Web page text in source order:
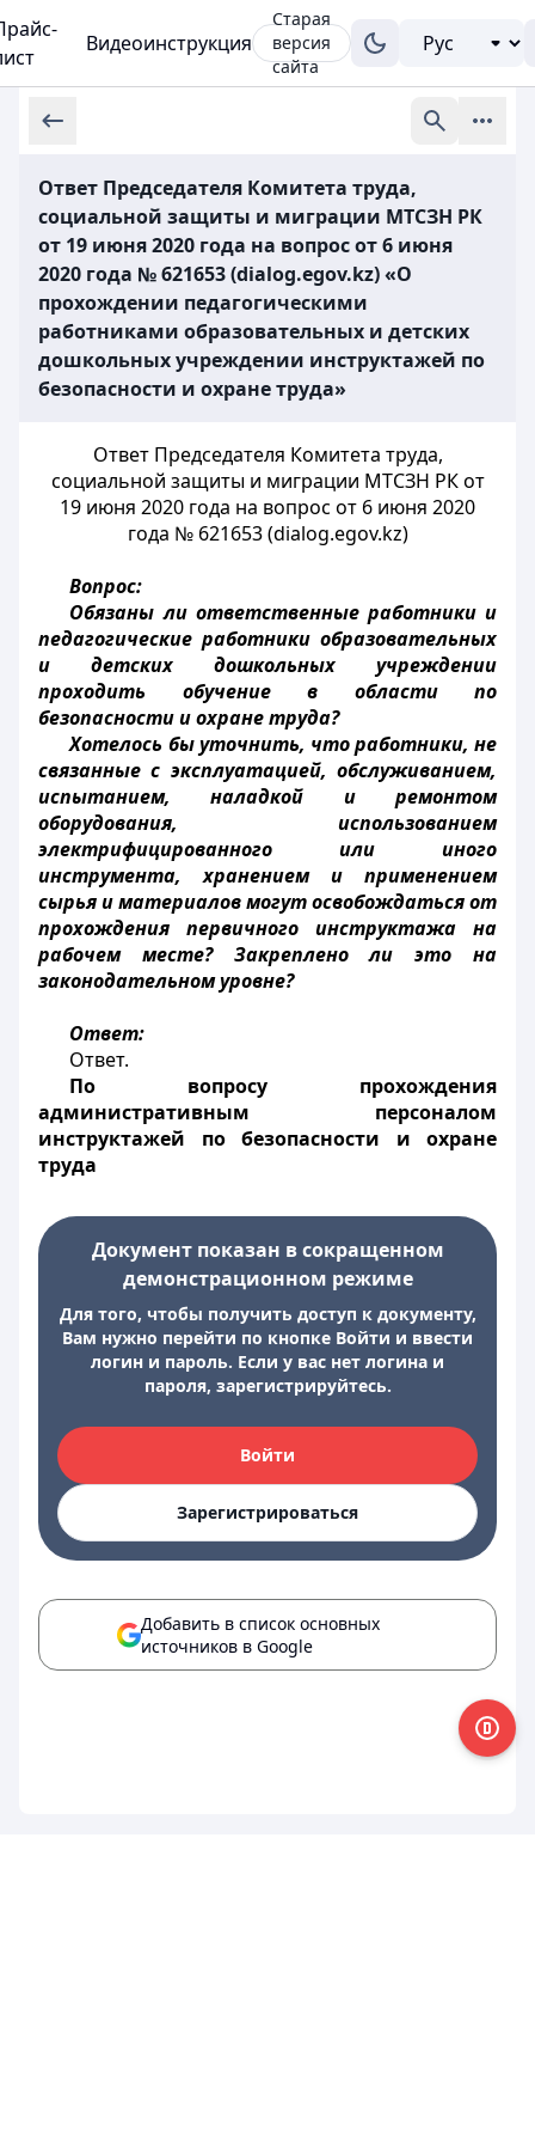
Видеоинструкция
Старая
версия
сайта
Ответ Председателя Комитета труда,
социальной защиты и миграции МТСЗН РК
от 19 июня 2020 года на вопрос от 6 июня
2020 года № 621653 (dialog.egov.kz) «О
прохождении педагогическими
работниками образовательных и детских
дошкольных учреждении инструктажей по
безопасности и охране труда»
Ответ Председателя Комитета труда,
социальной защиты и миграции МТСЗН РК от
19 июня 2020 года на вопрос от 6 июня 2020
года № 621653 (dialog.egov.kz)
Вопрос:
Обязаны ли ответственные работники и
педагогические работники образовательных
и детских дошкольных учреждении
проходить обучение в области по
безопасности и охране труда?
Хотелось бы уточнить, что работники, не
связанные с эксплуатацией, обслуживанием,
испытанием, наладкой и ремонтом
оборудования, использованием
электрифицированного или иного
инструмента, хранением и применением
сырья и материалов могут освобождаться от
прохождения первичного инструктажа на
рабочем месте? Закреплено ли это на
законодательном уровне?
Ответ:
Ответ.
По вопросу прохождения
административным персоналом
инструктажей по безопасности и охране
труда
Документ показан в сокращенном
демонстрационном режиме
Для того, чтобы получить доступ к документу,
Вам нужно перейти по кнопке Войти и ввести
логин и пароль. Если у вас нет логина и
пароля, зарегистрируйтесь.
Войти
Зарегистрироваться
Добавить в список основных
источников в Google